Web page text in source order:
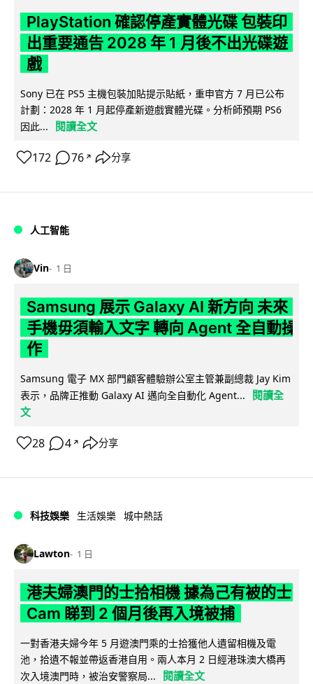
PlayStation 確認停產實體光碟 包裝印
出重要通告 2028 年 1 月後不出光碟遊
戲
Sony 已在 PS5 主機包裝加貼提示貼紙，重申官方 7 月已公布
計劃：2028 年 1 月起停產新遊戲實體光碟。分析師預期 PS6
因此...
閱讀全文
172 76 ↗ 分享
人工智能
Vin 1 日
Samsung 展示 Galaxy AI 新方向 未來
手機毋須輸入文字 轉向 Agent 全自動操
作
Samsung 電子 MX 部門顧客體驗辦公室主管兼副總裁 Jay Kim
表示，品牌正推動 Galaxy AI 邁向全自動化 Agent...
閱讀全
文
28 4 ↗ 分享
科技娛樂 生活娛樂 城中熱話
Lawton 1 日
港夫婦澳門的士拾相機 據為己有被的士
Cam 睇到 2 個月後再入境被捕
一對香港夫婦今年 5 月遊澳門乘的士拾獲他人遺留相機及電
池，拾遺不報並帶返香港自用。兩人本月 2 日經港珠澳大橋再
次入境澳門時，被治安警察局...
閱讀全文